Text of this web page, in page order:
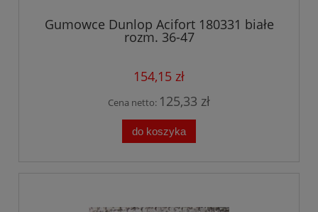
Gumowce Dunlop Acifort 180331 białe
rozm. 36-47
154,15 zł
Cena netto: 125,33 zł
do koszyka